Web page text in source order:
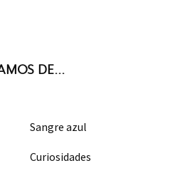
DE...
Sangre azul
Curiosidades